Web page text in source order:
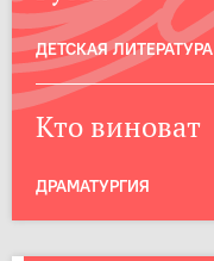
ДЕТСКАЯ ЛИТЕРАТУРА
Кто виноват
ДРАМАТУРГИЯ